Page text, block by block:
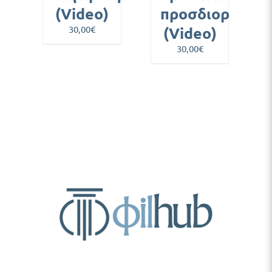
(Video)
30,00€
προσδιορισμοί
(Video)
30,00€